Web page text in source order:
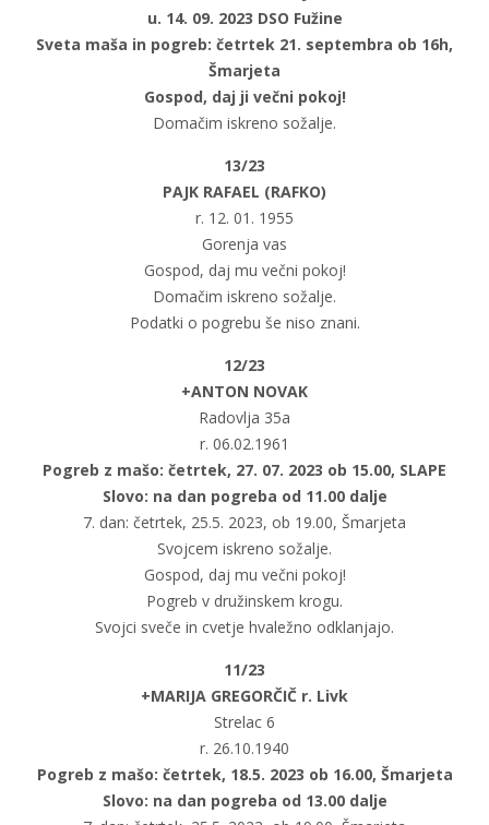
u. 14. 09. 2023 DSO Fužine
Sveta maša in pogreb: četrtek 21. septembra ob 16h,
Šmarjeta
Gospod, daj ji večni pokoj!
Domačim iskreno sožalje.
13/23
PAJK RAFAEL (RAFKO)
r. 12. 01. 1955
Gorenja vas
Gospod, daj mu večni pokoj!
Domačim iskreno sožalje.
Podatki o pogrebu še niso znani.
12/23
+ANTON NOVAK
Radovlja 35a
r. 06.02.1961
Pogreb z mašo: četrtek, 27. 07. 2023 ob 15.00, SLAPE
Slovo: na dan pogreba od 11.00 dalje
7. dan: četrtek, 25.5. 2023, ob 19.00, Šmarjeta
Svojcem iskreno sožalje.
Gospod, daj mu večni pokoj!
Pogreb v družinskem krogu.
Svojci sveče in cvetje hvaležno odklanjajo.
11/23
+MARIJA GREGORČIČ r. Livk
Strelac 6
r. 26.10.1940
Pogreb z mašo: četrtek, 18.5. 2023 ob 16.00, Šmarjeta
Slovo: na dan pogreba od 13.00 dalje